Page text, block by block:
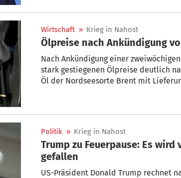
Spannungen gleich mit. Und Sie?
Wirtschaft » Krieg in Nahost
Ölpreise nach Ankündigung
Nach Ankündigung einer
stark gestiegenen Ölpreise deutlich
Öl der Nordseesorte Brent mit
Mai ähnlich aus.
Politik » Krieg in Nahost
Trump zu Feuerpause: Es
gefallen
US-Präsident Donald Trump rechnet